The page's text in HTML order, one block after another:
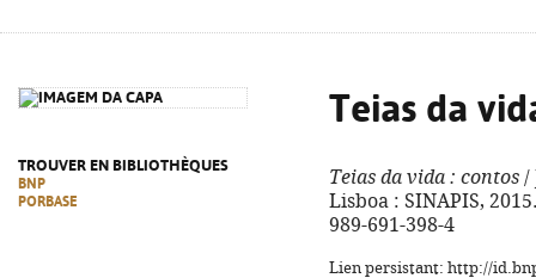
TROUVER EN BIBLIOTHÈQUES
BNP
PORBASE
Teias da
Teias da vida : contos /
Lisboa : SINAPIS,
989-691-398-4
Lien persistant: http://